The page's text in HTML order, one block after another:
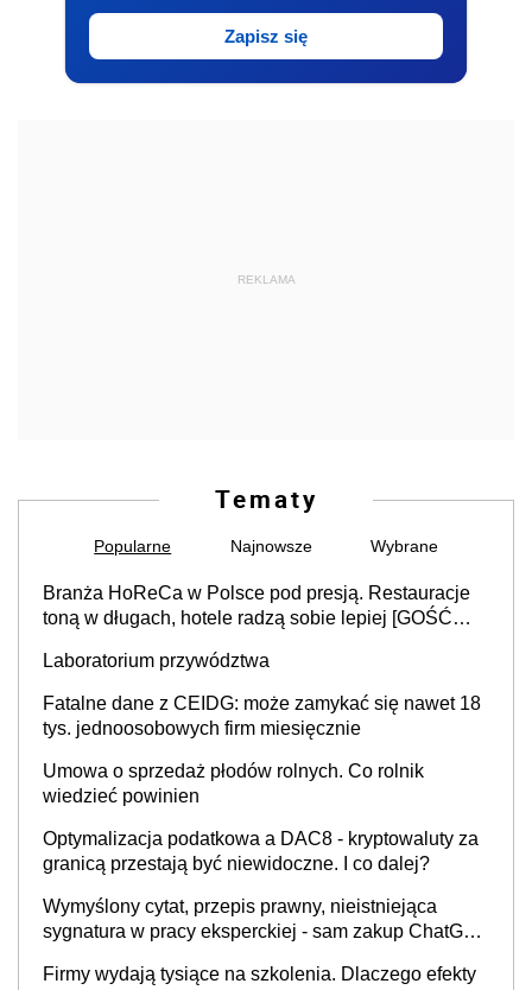
Zapisz się
REKLAMA
Tematy
Popularne Najnowsze Wybrane
Branża HoReCa w Polsce pod presją. Restauracje
toną w długach, hotele radzą sobie lepiej [GOŚĆ
Laboratorium przywództwa
Fatalne dane z CEIDG: może zamykać się nawet 18
tys. jednoosobowych firm miesięcznie
Umowa o sprzedaż płodów rolnych. Co rolnik
wiedzieć powinien
Optymalizacja podatkowa a DAC8 - kryptowaluty za
granicą przestają być niewidoczne. I co dalej?
Wymyślony cytat, przepis prawny, nieistniejąca
sygnatura w pracy eksperckiej - sam zakup ChatGPT
Firmy wydają tysiące na szkolenia. Dlaczego efekty